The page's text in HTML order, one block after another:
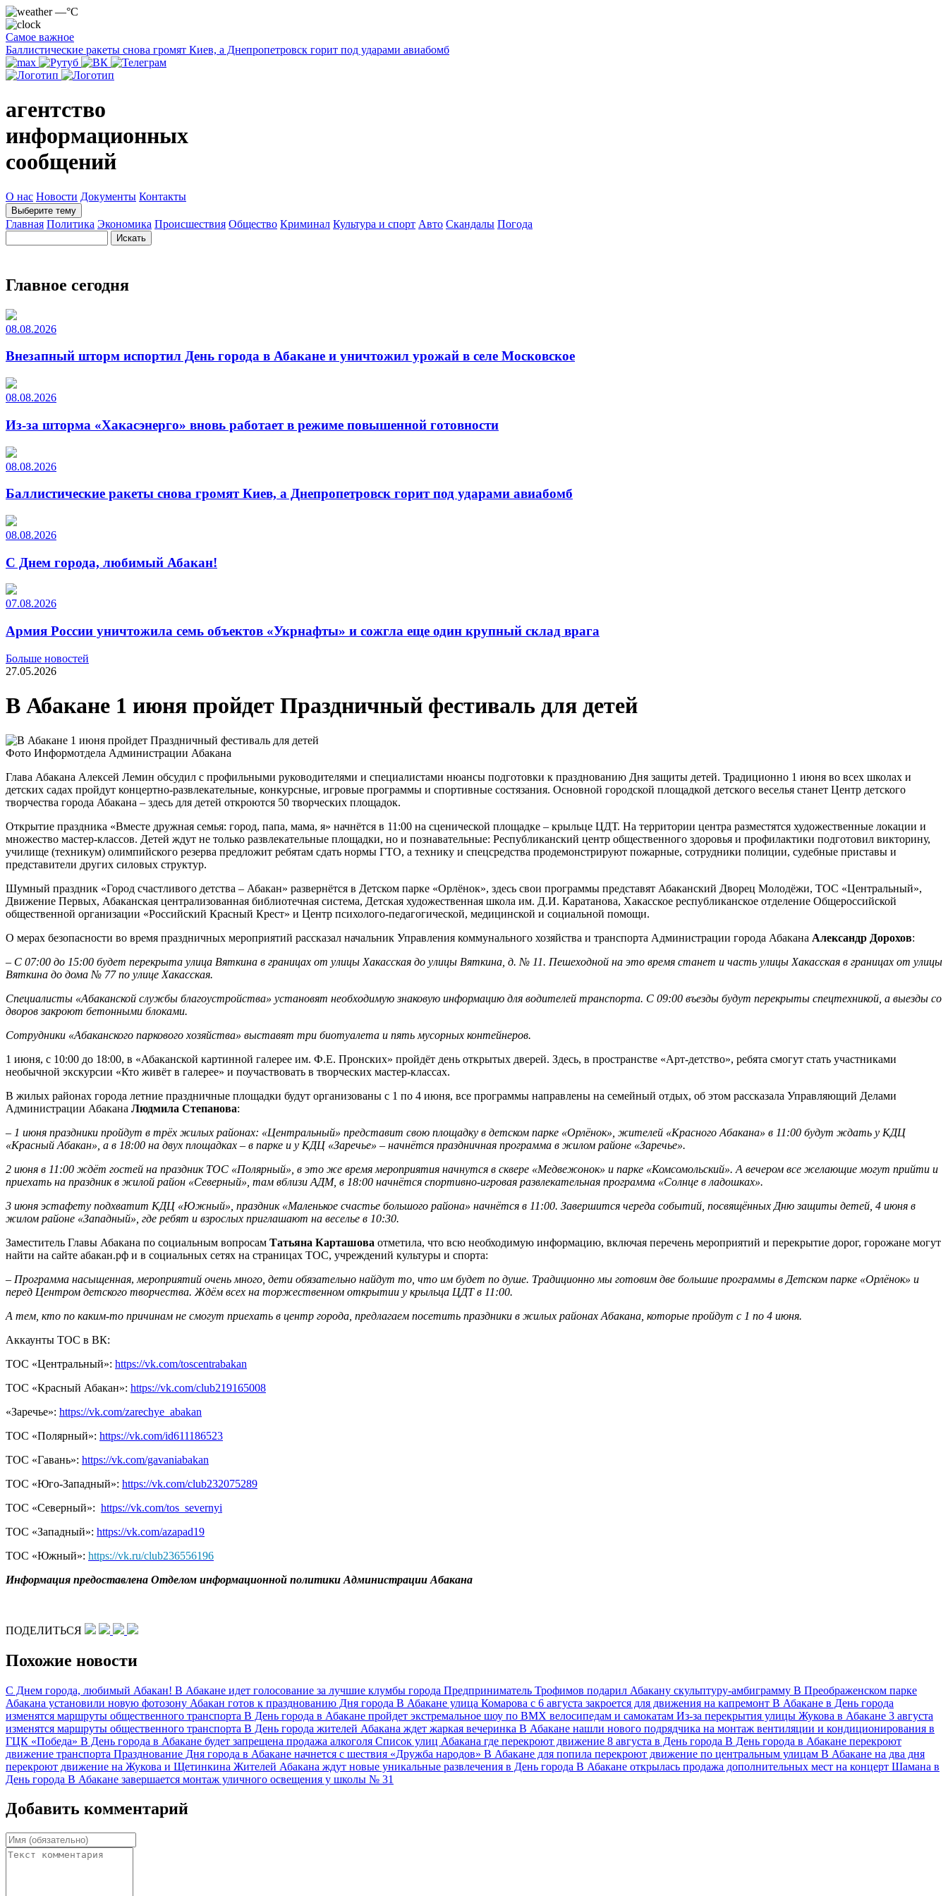
—°C
Самое важное
Баллистические ракеты снова громят Киев, а Днепропетровск горит под ударами авиабомб
агентство
информационных
сообщений
О нас Новости Документы Контакты
Выберите тему
Главная Политика Экономика Происшествия Общество Криминал Культура и спорт Авто Скандалы Погода
Главное сегодня
08.08.2026
Внезапный шторм испортил День города в Абакане и уничтожил урожай в селе Московское
08.08.2026
Из-за шторма «Хакасэнерго» вновь работает в режиме повышенной готовности
08.08.2026
Баллистические ракеты снова громят Киев, а Днепропетровск горит под ударами авиабомб
08.08.2026
С Днем города, любимый Абакан!
07.08.2026
Армия России уничтожила семь объектов «Укрнафты» и сожгла еще один крупный склад врага
Больше новостей
27.05.2026
В Абакане 1 июня пройдет Праздничный фестиваль для детей
Фото Информотдела Администрации Абакана
Глава Абакана Алексей Лемин обсудил с профильными руководителями и специалистами нюансы подготовки к празднованию Дня защиты детей. Традиционно 1 июня во всех школах и
детских садах пройдут концертно-развлекательные, конкурсные, игровые программы и спортивные состязания. Основной городской площадкой детского веселья станет Центр детского
творчества города Абакана – здесь для детей откроются 50 творческих площадок.
Открытие праздника «Вместе дружная семья: город, папа, мама, я» начнётся в 11:00 на сценической площадке – крыльце ЦДТ. На территории центра разместятся художественные локации и
множество мастер-классов. Детей ждут не только развлекательные площадки, но и познавательные: Республиканский центр общественного здоровья и профилактики подготовил викторину,
училище (техникум) олимпийского резерва предложит ребятам сдать нормы ГТО, а технику и спецсредства продемонстрируют пожарные, сотрудники полиции, судебные приставы и
представители других силовых структур.
Шумный праздник «Город счастливого детства – Абакан» развернётся в Детском парке «Орлёнок», здесь свои программы представят Абаканский Дворец Молодёжи, ТОС «Центральный»,
Движение Первых, Абаканская централизованная библиотечная система, Детская художественная школа им. Д.И. Каратанова, Хакасское республиканское отделение Общероссийской
общественной организации «Российский Красный Крест» и Центр психолого-педагогической, медицинской и социальной помощи.
О мерах безопасности во время праздничных мероприятий рассказал начальник Управления коммунального хозяйства и транспорта Администрации города Абакана Александр Дорохов:
– С 07:00 до 15:00 будет перекрыта улица Вяткина в границах от улицы Хакасская до улицы Вяткина, д. № 11. Пешеходной на это время станет и часть улицы Хакасская в границах от улицы
Вяткина до дома № 77 по улице Хакасская.
Специалисты «Абаканской службы благоустройства» установят необходимую знаковую информацию для водителей транспорта. С 09:00 въезды будут перекрыты спецтехникой, а выезды со
дворов закроют бетонными блоками.
Сотрудники «Абаканского паркового хозяйства» выставят три биотуалета и пять мусорных контейнеров.
1 июня, с 10:00 до 18:00, в «Абаканской картинной галерее им. Ф.Е. Пронских» пройдёт день открытых дверей. Здесь, в пространстве «Арт-детство», ребята смогут стать участниками
необычной экскурсии «Кто живёт в галерее» и поучаствовать в творческих мастер-классах.
В жилых районах города летние праздничные площадки будут организованы с 1 по 4 июня, все программы направлены на семейный отдых, об этом рассказала Управляющий Делами
Администрации Абакана Людмила Степанова:
– 1 июня праздники пройдут в трёх жилых районах: «Центральный» представит свою площадку в детском парке «Орлёнок», жителей «Красного Абакана» в 11:00 будут ждать у КДЦ
«Красный Абакан», а в 18:00 на двух площадках – в парке и у КДЦ «Заречье» – начнётся праздничная программа в жилом районе «Заречье».
2 июня в 11:00 ждёт гостей на праздник ТОС «Полярный», в это же время мероприятия начнутся в сквере «Медвежонок» и парке «Комсомольский». А вечером все желающие могут прийти и
приехать на праздник в жилой район «Северный», там вблизи АДМ, в 18:00 начнётся спортивно-игровая развлекательная программа «Солнце в ладошках».
3 июня эстафету подхватит КДЦ «Южный», праздник «Маленькое счастье большого района» начнётся в 11:00. Завершится череда событий, посвящённых Дню защиты детей, 4 июня в
жилом районе «Западный», где ребят и взрослых приглашают на веселье в 10:30.
Заместитель Главы Абакана по социальным вопросам Татьяна Карташова отметила, что всю необходимую информацию, включая перечень мероприятий и перекрытие дорог, горожане могут
найти на сайте абакан.рф и в социальных сетях на страницах ТОС, учреждений культуры и спорта:
– Программа насыщенная, мероприятий очень много, дети обязательно найдут то, что им будет по душе. Традиционно мы готовим две большие программы в Детском парке «Орлёнок» и
перед Центром детского творчества. Ждём всех на торжественном открытии у крыльца ЦДТ в 11:00.
А тем, кто по каким-то причинам не смогут приехать в центр города, предлагаем посетить праздники в жилых районах Абакана, которые пройдут с 1 по 4 июня.
Аккаунты ТОС в ВК:
ТОС «Центральный»: https://vk.com/toscentrabakan
ТОС «Красный Абакан»: https://vk.com/club219165008
«Заречье»: https://vk.com/zarechye_abakan
ТОС «Полярный»: https://vk.com/id611186523
ТОС «Гавань»: https://vk.com/gavaniabakan
ТОС «Юго-Западный»: https://vk.com/club232075289
ТОС «Северный»: https://vk.com/tos_severnyi
ТОС «Западный»: https://vk.com/azapad19
ТОС «Южный»: https://vk.ru/club236556196
Информация предоставлена Отделом информационной политики Администрации Абакана
ПОДЕЛИТЬСЯ
Похожие новости
С Днем города, любимый Абакан! В Абакане идет голосование за лучшие клумбы города Предприниматель Трофимов подарил Абакану скульптуру-амбиграмму В Преображенском парке
Абакана установили новую фотозону Абакан готов к празднованию Дня города В Абакане улица Комарова с 6 августа закроется для движения на капремонт В Абакане в День города
изменятся маршруты общественного транспорта В День города в Абакане пройдет экстремальное шоу по ВМХ велосипедам и самокатам Из-за перекрытия улицы Жукова в Абакане 3 августа
изменятся маршруты общественного транспорта В День города жителей Абакана ждет жаркая вечеринка В Абакане нашли нового подрядчика на монтаж вентиляции и кондиционирования в
ГЦК «Победа» В День города в Абакане будет запрещена продажа алкоголя Список улиц Абакана где перекроют движение 8 августа в День города В День города в Абакане перекроют
движение транспорта Празднование Дня города в Абакане начнется с шествия «Дружба народов» В Абакане для попила перекроют движение по центральным улицам В Абакане на два дня
перекроют движение на Жукова и Щетинкина Жителей Абакана ждут новые уникальные развлечения в День города В Абакане открылась продажа дополнительных мест на концерт Шамана в
День города В Абакане завершается монтаж уличного освещения у школы № 31
Добавить комментарий